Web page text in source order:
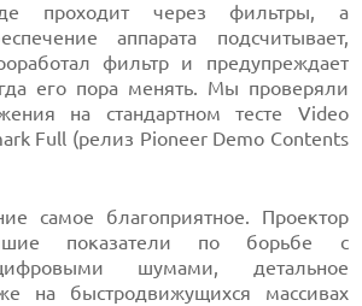
проходит через фильтры, а
аппарата подсчитывает,
фильтр и предупреждает
его пора менять. Мы проверяли
на стандартном тесте Video
Full (релиз Pioneer Demo Contents
самое благоприятное. Проектор
показатели по борьбе с
шумами, детальное
на быстродвижущихся массивах